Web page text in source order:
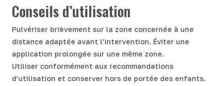
Conseils d’utilisation
Pulvériser brièvement sur la zone concernée à une
distance adaptée avant l’intervention. Éviter une
application prolongée sur une même zone.
Utiliser conformément aux recommandations
d’utilisation et conserver hors de portée des enfants.